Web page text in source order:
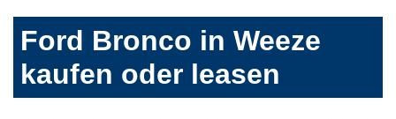
Ford Bronco in Weeze
kaufen oder leasen